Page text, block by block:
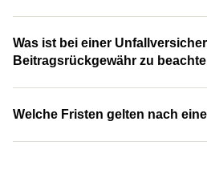
Was ist bei einer
Beitragsrückgewähr zu
Welche Fristen gelten nach